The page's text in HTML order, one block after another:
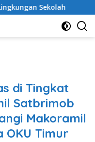
Sekolah
di Tingkat
Satbrimob
Makoramil
OKU Timur